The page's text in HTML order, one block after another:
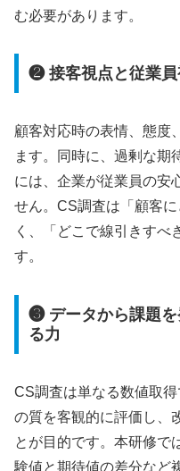
む必要があります。
❷ 接客視点と従業員
顧客対応時の表情、態度
ます。同時に、過剰な期
には、企業が従業員の安
せん。CS調査は「顧客
く、「どこで線引きすべ
す。
❸ データから課題を
る力
CS調査は単なる数値取
の質を客観的に評価し、
とが目的です。本研修で
験値と期待値の差分など